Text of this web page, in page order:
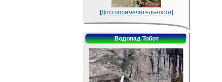
[Достопримечательности]
Водопад Тобот